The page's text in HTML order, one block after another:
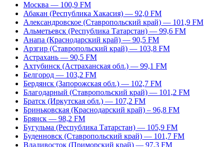
Москва — 100,9 FM
Абакан (Республика Хакасия) — 92,0 FM
Александровское (Ставропольский край) — 101,9 FM
Альметьевск (Республика Татарстан) — 99,6 FM
Анапа (Краснодарский край) — 90,5 FM
Арзгир (Ставропольский край) — 103,8 FM
Астрахань — 90,5 FM
Ахтубинск (Астраханская обл.) — 99,1 FM
Белгород — 103,2 FM
Бердянск (Запорожская обл.) — 102,7 FM
Благодарный (Ставропольский край) — 101,2 FM
Братск (Иркутская обл.) — 107,2 FM
Бриньковская (Краснодарский край) – 96,8 FM
Брянск — 98,2 FM
Бугульма (Республика Татарстан) — 105,9 FM
Буденновск (Ставропольский край) — 101,7 FM
Владивосток (Приморский край) — 97,3 FM